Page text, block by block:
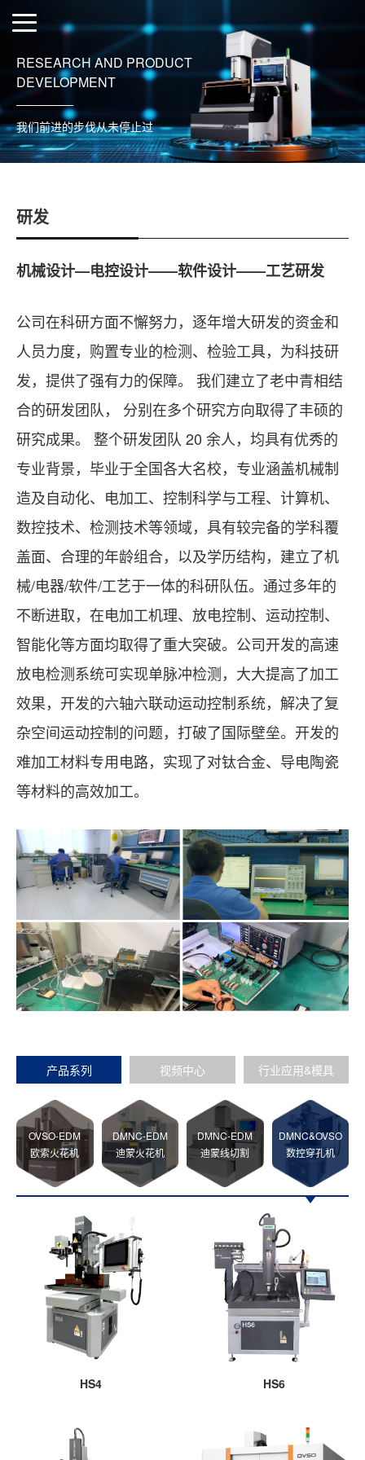
RESEARCH AND PRODUCT
DEVELOPMENT
我们前进的步伐从未停止过
研发
机械设计—电控设计——软件设计——工艺研发
公司在科研方面不懈努力，逐年增大研发的资金和
人员力度，购置专业的检测、检验工具，为科技研
发，提供了强有力的保障。 我们建立了老中青相结
合的研发团队， 分别在多个研究方向取得了丰硕的
研究成果。 整个研发团队 20 余人，均具有优秀的
专业背景，毕业于全国各大名校，专业涵盖机械制
造及自动化、电加工、控制科学与工程、计算机、
数控技术、检测技术等领域，具有较完备的学科覆
盖面、合理的年龄组合，以及学历结构，建立了机
械/电器/软件/工艺于一体的科研队伍。通过多年的
不断进取，在电加工机理、放电控制、运动控制、
智能化等方面均取得了重大突破。公司开发的高速
放电检测系统可实现单脉冲检测，大大提高了加工
效果，开发的六轴六联动运动控制系统，解决了复
杂空间运动控制的问题，打破了国际壁垒。开发的
难加工材料专用电路，实现了对钛合金、导电陶瓷
等材料的高效加工。
产品系列 视频中心 行业应用&模具
OVSO-EDM
欧索火花机
DMNC-EDM
迪蒙火花机
DMNC-EDM
迪蒙线切割
DMNC&OVSO
数控穿孔机
HS4 HS6